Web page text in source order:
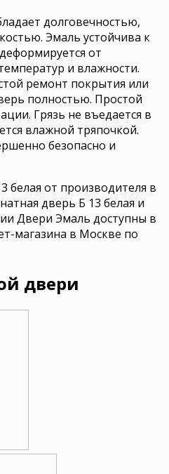
долговечностью,
Эмаль устойчива к
от
и влажности.
ремонт покрытия или
полностью. Простой
Грязь не въедается в
влажной тряпочкой.
безопасно и
белая от производителя в
дверь Б 13 белая и
Двери Эмаль доступны в
магазина в Москве по
двери